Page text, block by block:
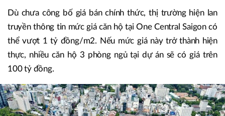
Dù chưa công bố giá bán chính thức, thị trường hiện lan
truyền thông tin mức giá căn hộ tại One Central Saigon có
thể vượt 1 tỷ đồng/m2. Nếu mức giá này trở thành hiện
thực, nhiều căn hộ 3 phòng ngủ tại dự án sẽ có giá trên
100 tỷ đồng.